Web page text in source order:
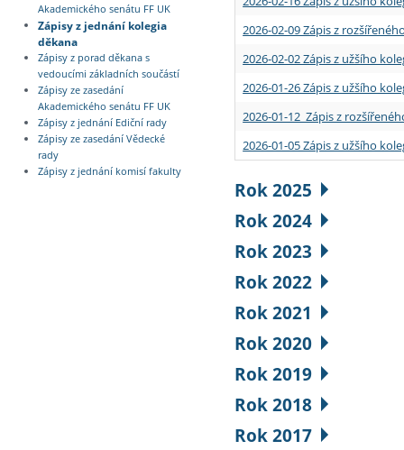
Akademického senátu FF UK
Zápisy z jednání kolegia
děkana
Zápisy z porad děkana s
vedoucími základních součástí
Zápisy ze zasedání
Akademického senátu FF UK
Zápisy z jednání Ediční rady
Zápisy ze zasedání Vědecké
rady
Zápisy z jednání komisí fakulty
2026-02-09 Zápis z
2026-02-02 Zápis z užšího
2026-01-26 Zápis z užšího
2026-01-12 Zápis z
2026-01-05 Zápis z užšího
Rok 2025
Rok 2024
Rok 2023
Rok 2022
Rok 2021
Rok 2020
Rok 2019
Rok 2018
Rok 2017